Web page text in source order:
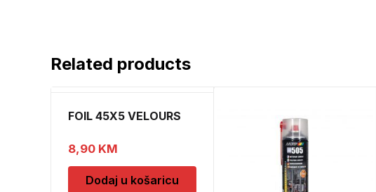
Related products
FOIL 45X5 VELOURS
8,90 KM
Dodaj u košaricu